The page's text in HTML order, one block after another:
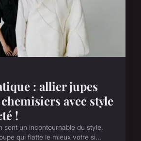
: allier jupes
avec style
!
sont un incontournable du style.
qui flatte le mieux votre si...